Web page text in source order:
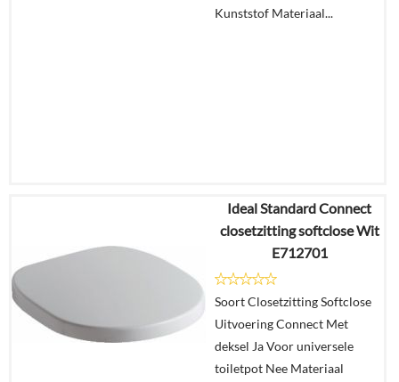
Kunststof Materiaal...
€200,68
€150,18
In
winkelmand
Ideal Standard Connect
closetzitting softclose Wit
E712701
Soort Closetzitting Softclose
Uitvoering Connect Met
deksel Ja Voor universele
toiletpot Nee Materiaal